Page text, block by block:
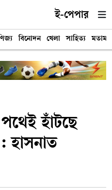
ই-পেপার
বিনোদন খেলা সাহিত্য মতামত
হাঁটছে
হাসনাত